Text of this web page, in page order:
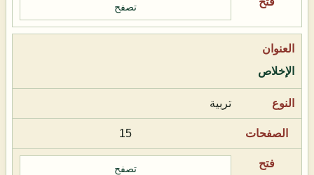
تصفح
الإخلاص
تربية
15
تصفح